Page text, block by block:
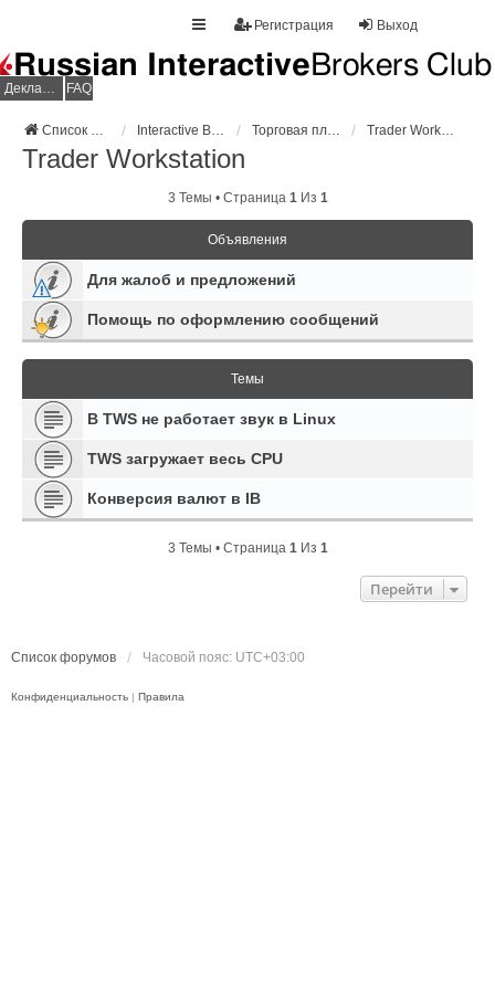
Выход
Регистрация
Декларация НДФЛ FAQ
Список форумов Interactive Brokers Торговая платформа Trader Workstation
Trader Workstation
3 Темы • Страница 1Из 1
Объявления
Для жалоб и предложений
Помощь по оформлению сообщений
Темы
В TWS не работает звук в Linux
TWS загружает весь CPU
Конверсия валют в IB
3 Темы • Страница 1Из 1
Перейти
Список форумов Часовой пояс: UTC+03:00
Конфиденциальность | Правила